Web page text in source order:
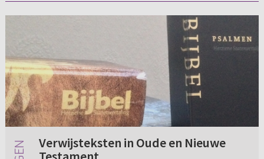
Verwijsteksten in Oude en Nieuwe